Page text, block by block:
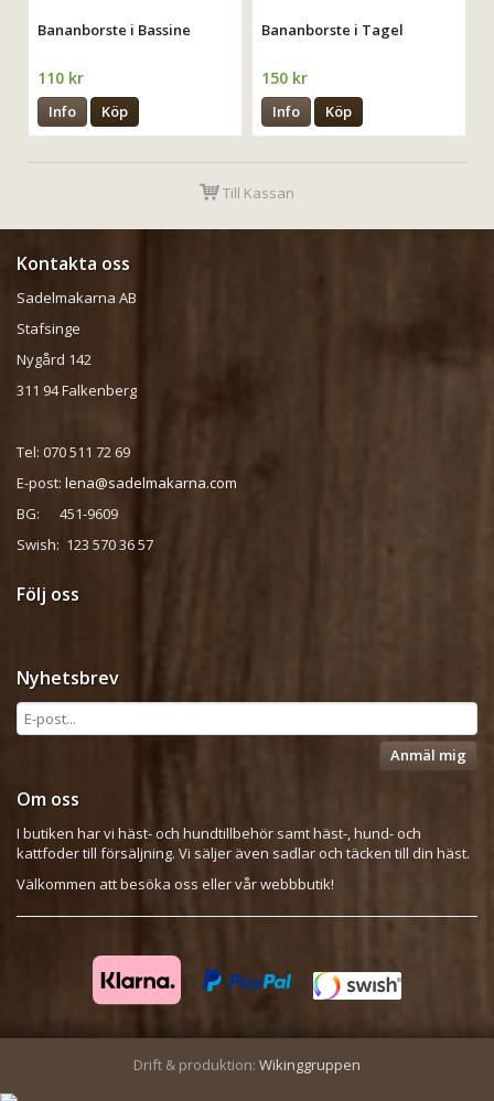
Bananborste i Bassine
110 kr
Info Köp
Bananborste i Tagel
150 kr
Info Köp
Till Kassan
Kontakta oss
Sadelmakarna AB
Stafsinge
Nygård 142
311 94 Falkenberg
Tel: 070 511 72 69
E-post: lena@sadelmakarna.com
BG: 451-9609
Swish: 123 570 36 57
Följ oss
Nyhetsbrev
Anmäl mig
Om oss
I butiken har vi häst- och hundtillbehör samt häst-, hund- och
kattfoder till försäljning. Vi säljer även sadlar och täcken till din häst.
Välkommen att besöka oss eller vår webbbutik!
Drift & produktion: Wikinggruppen